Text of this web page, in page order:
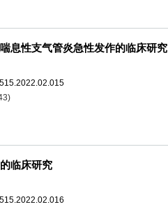
息性支气管炎急性发作的临床研究
)
临床研究